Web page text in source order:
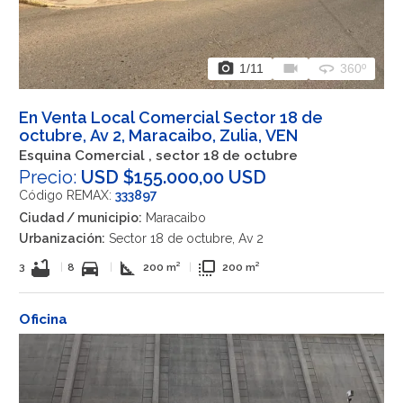
photo_camera 1/11 videocam 360 360º
En Venta Local Comercial Sector 18 de
octubre, Av 2, Maracaibo, Zulia, VEN
Esquina Comercial , sector 18 de octubre
Precio: USD $155.000,00 USD
Código REMAX: 333897
Ciudad / municipio: Maracaibo
Urbanización: Sector 18 de octubre, Av 2
3 bathtub 8 directions_car square_foot 200 m² flip_to_front 200 m²
Oficina